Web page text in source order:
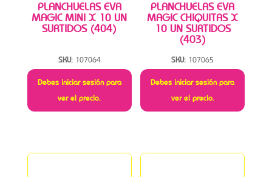
PLANCHUELAS EVA
MAGIC MINI X 10 UN
SURTIDOS (404)
SKU: 107064
Debes iniciar sesión para
ver el precio.
PLANCHUELAS EVA
MAGIC CHIQUITAS X
10 UN SURTIDOS
(403)
SKU: 107065
Debes iniciar sesión para
ver el precio.